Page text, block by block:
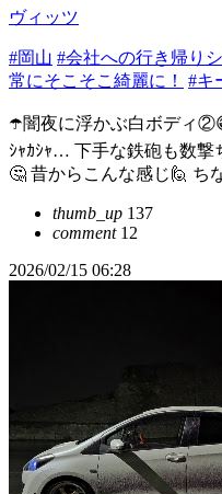
ヴィッツ
#岡山 #会社への行き帰り
常にそこそこ綺麗に！
#キ
☂️闇夜に浮かぶ白ボディ
ｼｬｶｼｬ… 下手な鉄砲も数撃
🤔 昔からこんな感じ🙋 ち
thumb_up 137
comment12
2026/02/15 06:28